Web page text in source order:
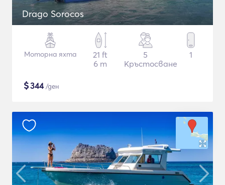
Drago Sorocos
Моторна яхта
21 ft
6 m
5
Кръстосване
1
$344/ден